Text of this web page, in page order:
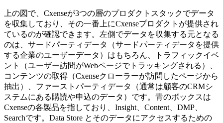
上の図で、Cxenseが3つの層のプロダクトスタックでデータ
を収集しており、その一番上にCxenseプロダクトが提供され
ているのが確認できます。左側でデータを収集する元となる
のは、サードパーティデータ（サードパーティデータを提供
する企業のユーザーデータ）はもちろん、トラフィックイベ
ント（ユーザー訪問がWebページでトラッキングされる）、
コンテンツの取得（Cxenseクローラーが訪問したページから
抽出）、ファーストパーティデータ（通常は顧客のCRMシ
ステムにある購読や申込のデータ）です。青のボックスは
Cxenseの各製品を指しており、Insight、Content、DMP、
Searchです。Data Store とそのデータにアクセスするための